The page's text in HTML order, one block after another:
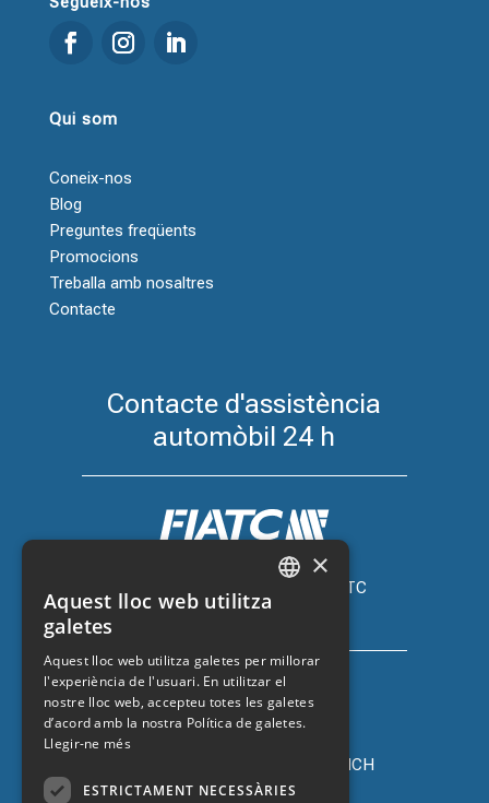
Qui som
Coneix-nos
Blog
Preguntes freqüents
Promocions
Treballa amb nosaltres
Contacte
Contacte d'assistència
automòbil 24 h
Assegurança de cotxe amb FIATC
+34 918 66 98 06
Assegurança de cotxe amb ZURICH
+34 932 67 10 40
ENGLISH
FRENCH
×
Aquest lloc web utilitza
galetes
Aquest lloc web utilitza galetes per millorar
l'experiència de l'usuari. En utilitzar el
nostre lloc web, accepteu totes les galetes
d’acord amb la nostra Política de galetes.
Llegir-ne més
ESTRICTAMENT NECESSÀRIES